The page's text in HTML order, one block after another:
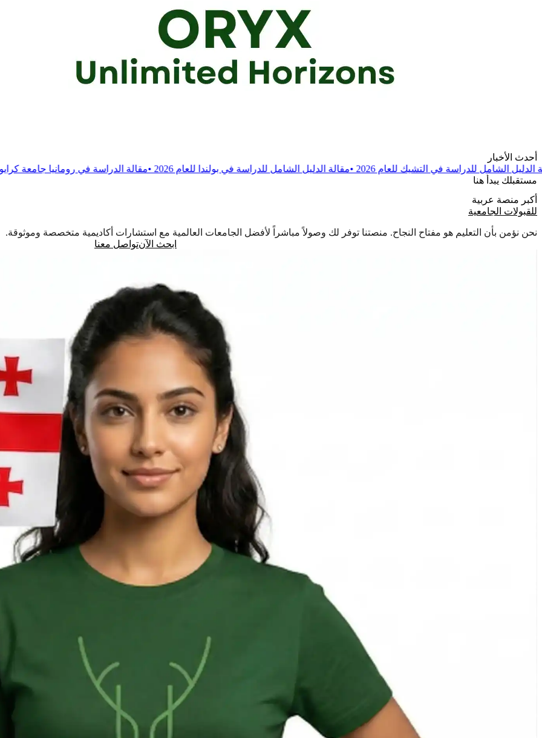
أحدث الأخبار
في التشيك للعام 2026
• مقالة الدليل الشامل للدراسة في بولندا للعام 2026 •مقالة الدراسة في رومانيا جامعة كرايوفا للطب والصيدلة •
مستقبلك يبدأ هنا
أكبر منصة عربية
للقبولات الجامعية
نحن نؤمن بأن التعليم هو مفتاح النجاح. منصتنا توفر لك وصولاً مباشراً لأفضل الجامعات العالمية مع استشارات أكاديمية متخصصة وموثوقة.
ابحث الآنتواصل معنا